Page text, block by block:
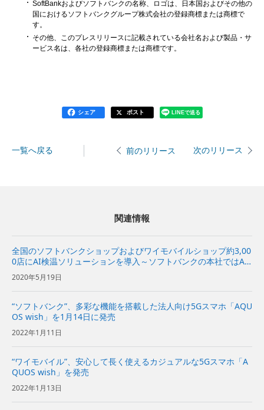
SoftBankおよびソフトバンクの名称、ロゴは、日本国およびその他の
国におけるソフトバンクグループ株式会社の登録商標または商標で
す。
その他、このプレスリリースに記載されている会社名および製品・サ
ービス名は、各社の登録商標または商標です。
シェア ポスト LINEで送る
一覧へ戻る 前のリリース 次のリリース
関連情報
全国のソフトバンクショップおよびワイモバイルショップ約3,00
0店にAI検温ソリューションを導入～ソフトバンクの本社ではAI
検温・顔認証を試験実施～
2020年5月19日
“ソフトバンク”、多彩な機能を搭載した法人向け5Gスマホ「AQU
OS wish」を1月14日に発売
2022年1月11日
“ワイモバイル”、安心して長く使えるカジュアルな5Gスマホ「A
QUOS wish」を発売
2022年1月13日